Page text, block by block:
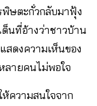
ษตะกั่วกลับมาฟุ้ง
ด็นที่อ้างว่าชาวบ้าน
สดงความเห็นของ
ลายคนไม่พอใจ
ความสนใจจาก